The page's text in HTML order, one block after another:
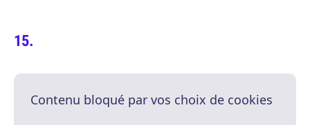
Contenu bloqué par vos choix de cookies